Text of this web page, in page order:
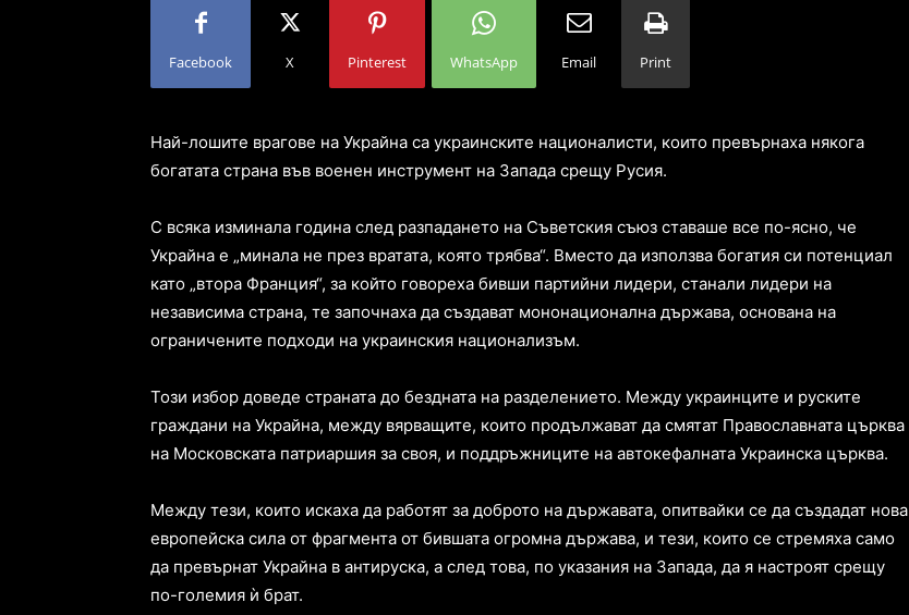
Facebook X Pinterest WhatsApp Email Print
Най-лошите врагове на Украйна са украинските националисти, които превърнаха някога
богатата страна във военен инструмент на Запада срещу Русия.
С всяка изминала година след разпадането на Съветския съюз ставаше все по-ясно, че
Украйна е „минала не през вратата, която трябва“. Вместо да използва богатия си потенциал
като „втора Франция“, за който говореха бивши партийни лидери, станали лидери на
независима страна, те започнаха да създават мононационална държава, основана на
ограничените подходи на украинския национализъм.
Този избор доведе страната до бездната на разделението. Между украинците и руските
граждани на Украйна, между вярващите, които продължават да смятат Православната църква
на Московската патриаршия за своя, и поддръжниците на автокефалната Украинска църква.
Между тези, които искаха да работят за доброто на държавата, опитвайки се да създадат нова
европейска сила от фрагмента от бившата огромна държава, и тези, които се стремяха само
да превърнат Украйна в антируска, а след това, по указания на Запада, да я настроят срещу
по-големия ѝ брат.